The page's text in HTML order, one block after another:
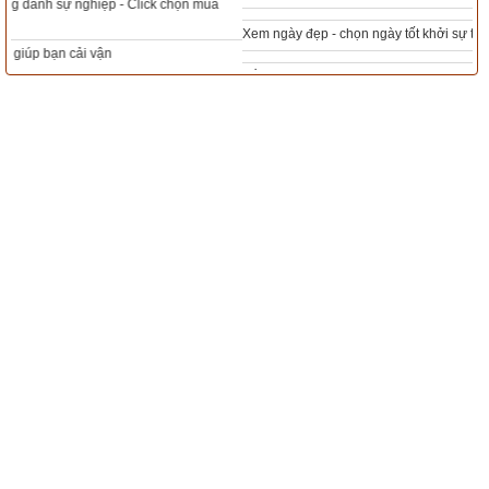
- Bốn mùa không giường kỵ rước dâu, bốn mùa không buồng
Xem ngày đẹp - chọn ngày tốt khởi sự theo kinh dịch chính xác nhất
Tổng Kho Sim Năm sinh 0x - 9x - 8x -7x -6x giá rẻ nhất thị trường - Click xem